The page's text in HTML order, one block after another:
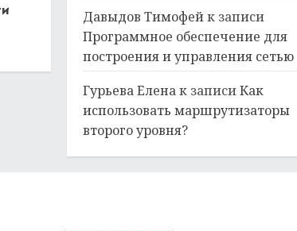
Давыдов Тимофейк записи
Программное обеспечение для
построения и управления сетью
Гурьева Еленак записиКак
использовать маршрутизаторы
второго уровня?